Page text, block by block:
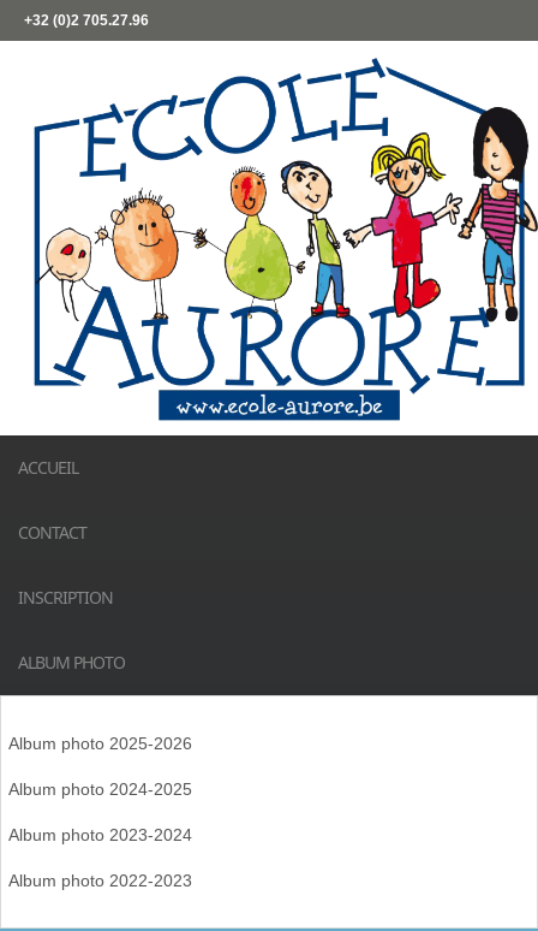
+32 (0)2 705.27.96
ACCUEIL
CONTACT
INSCRIPTION
ALBUM PHOTO
Album photo 2025-2026
Album photo 2024-2025
Album photo 2023-2024
Album photo 2022-2023